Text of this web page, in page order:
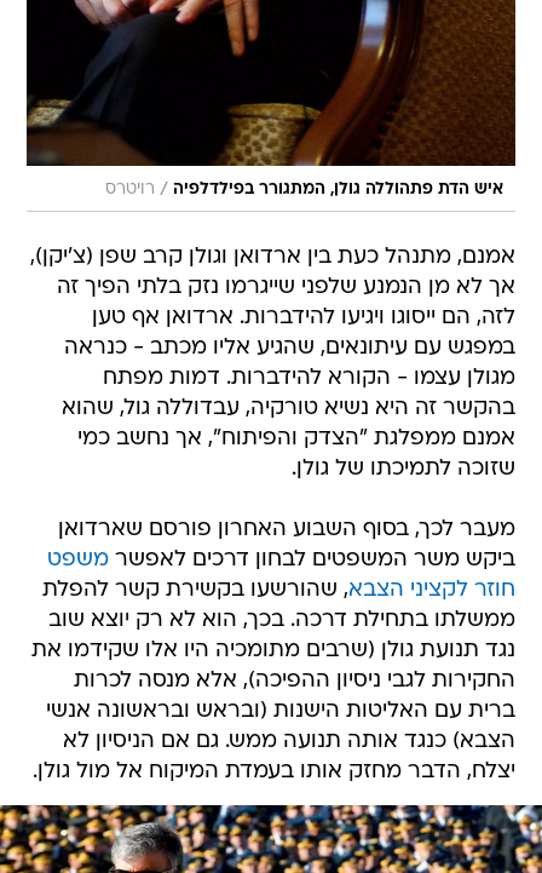
איש הדת פתהוללה גולן, המתגורר בפילדלפיה / רויטרס
אמנם, מתנהל כעת בין ארדואן וגולן קרב שפן (צ'יקן),
אך לא מן הנמנע שלפני שייגרמו נזק בלתי הפיך זה
לזה, הם ייסוגו ויגיעו להידברות. ארדואן אף טען
במפגש עם עיתונאים, שהגיע אליו מכתב - כנראה
מגולן עצמו - הקורא להידברות. דמות מפתח
בהקשר זה היא נשיא טורקיה, עבדוללה גול, שהוא
אמנם ממפלגת "הצדק והפיתוח", אך נחשב כמי
שזוכה לתמיכתו של גולן.
מעבר לכך, בסוף השבוע האחרון פורסם שארדואן
ביקש משר המשפטים לבחון דרכים לאפשרמשפט
חוזר לקציני הצבא, שהורשעו בקשירת קשר להפלת
ממשלתו בתחילת דרכה. בכך, הוא לא רק יוצא שוב
נגד תנועת גולן (שרבים מתומכיה היו אלו שקידמו את
החקירות לגבי ניסיון ההפיכה), אלא מנסה לכרות
ברית עם האליטות הישנות (ובראש ובראשונה אנשי
הצבא) כנגד אותה תנועה ממש. גם אם הניסיון לא
יצלח, הדבר מחזק אותו בעמדת המיקוח אל מול גולן.